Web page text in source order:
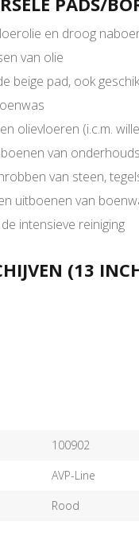
en droog
van olie
beige pad, ook
olievloeren (i.c.m.
van
van steen,
uitboenen van
intensieve reiniging
(13
100902
AVP-Line
Rood